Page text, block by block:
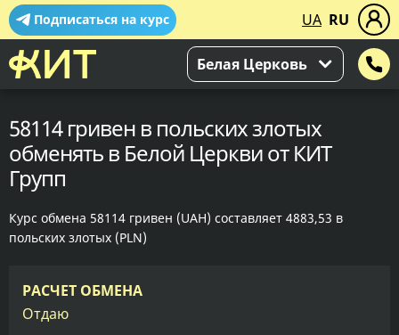
Подписаться на курс UA RU
Белая Церковь
58114 гривен в польских злотых
обменять в Белой Церкви от КИТ
Групп
Курс обмена 58114 гривен (UAH) составляет 4883,53 в
польских злотых (PLN)
РАСЧЕТ ОБМЕНА
Отдаю